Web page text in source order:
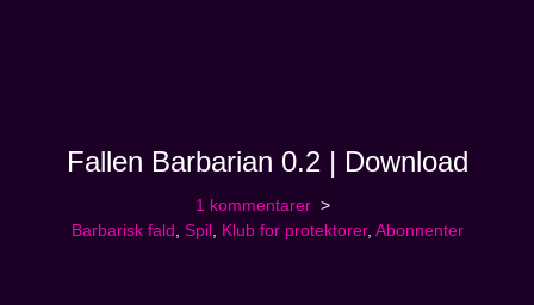
Fallen Barbarian 0.2 | Download
1 kommentarer
Barbarisk fald , Spil , Klub for protektorer, Abonnenter